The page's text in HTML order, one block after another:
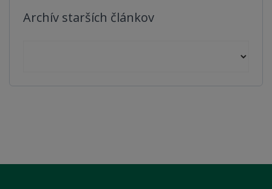
Archív starších článkov